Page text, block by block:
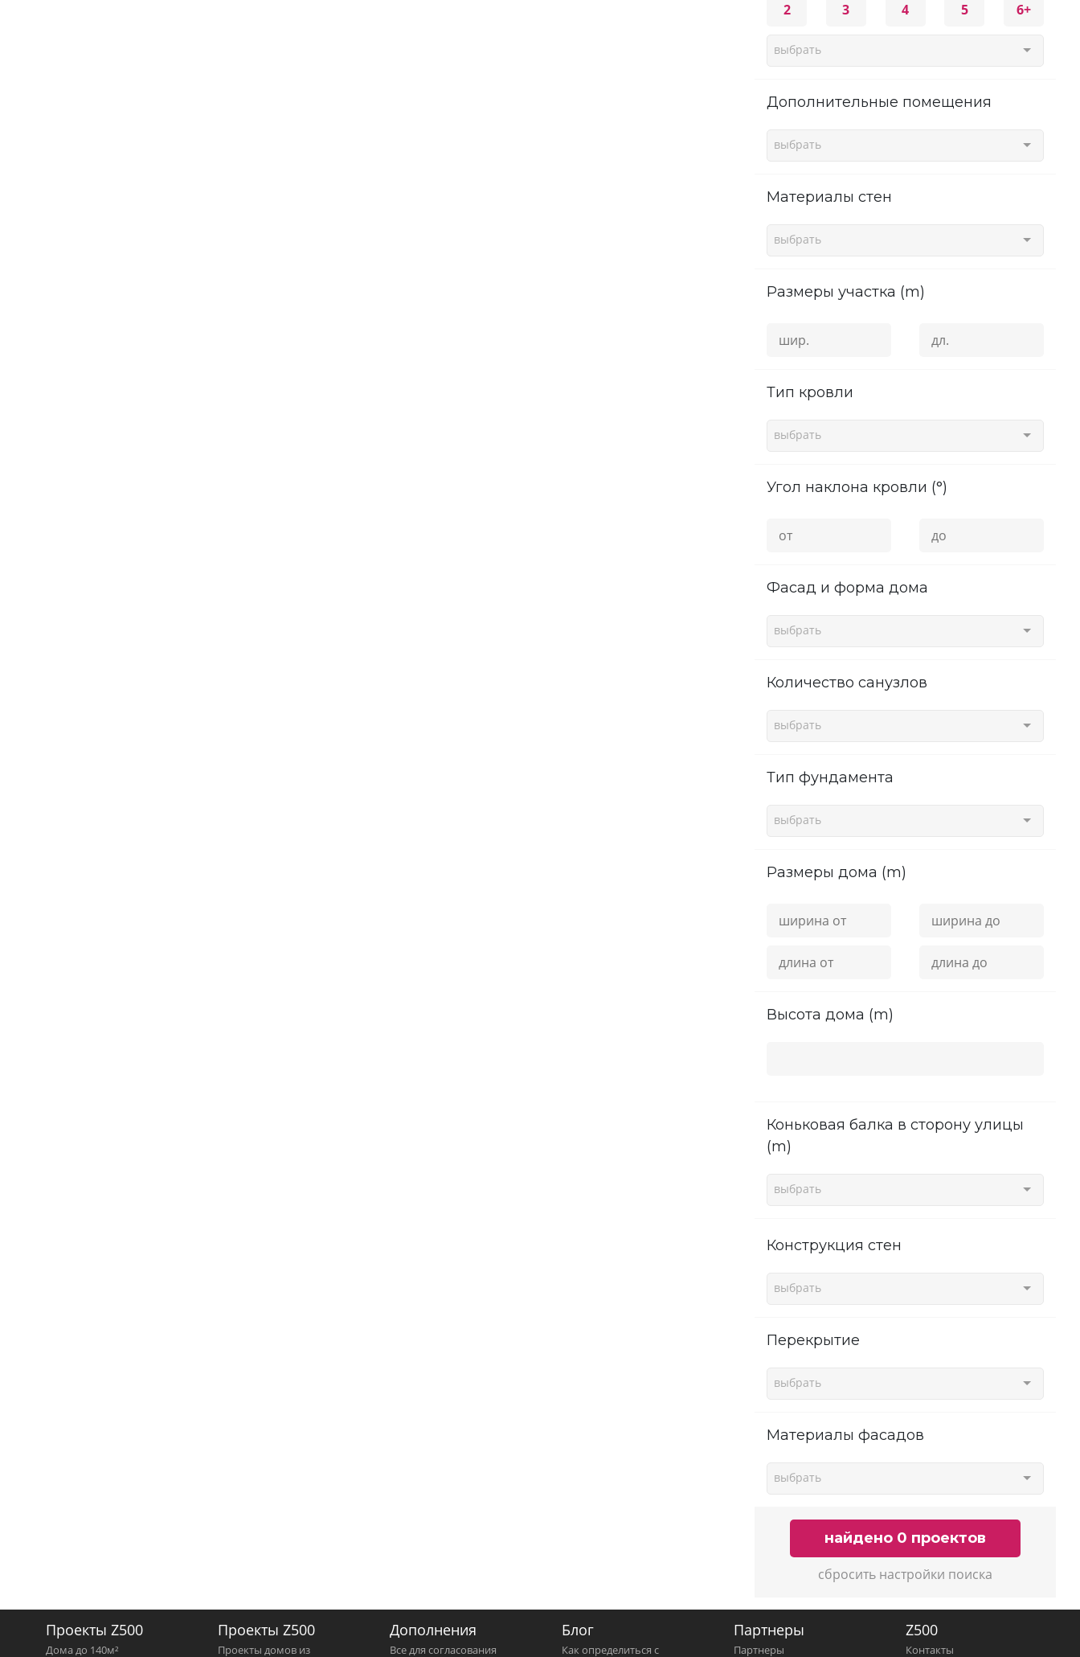
2 3 4 5 6+
выбрать
Дополнительные помещения
выбрать
Материалы стен
выбрать
Размеры участка (m)
Тип кровли
выбрать
угол наклона кровли (°)
фасад и форма дома
выбрать
Количество санузлов
выбрать
Тип фундамента
выбрать
Размеры дома (m)
высота дома (m)
Коньковая балка в сторону улицы
(m)
выбрать
Конструкция стен
выбрать
Перекрытие
выбрать
Материалы фасадов
выбрать
найдено 0 проектов
сбросить настройки поиска
Проекты Z500
Дома до 140м²
Проекты Z500
Проекты домов из
Дополнения
Все для согласования
Блог
Как определиться с
Партнеры
Партнеры
Z500
Контакты